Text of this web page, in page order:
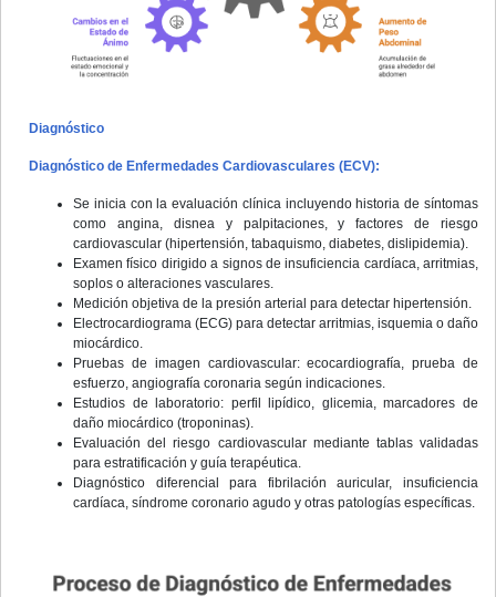
Diagnóstico
Diagnóstico de Enfermedades Cardiovasculares (ECV):
Se inicia con la evaluación clínica incluyendo historia de síntomas
como angina, disnea y palpitaciones, y factores de riesgo
cardiovascular (hipertensión, tabaquismo, diabetes, dislipidemia).
Examen físico dirigido a signos de insuficiencia cardíaca, arritmias,
soplos o alteraciones vasculares.
Medición objetiva de la presión arterial para detectar hipertensión.
Electrocardiograma (ECG) para detectar arritmias, isquemia o daño
miocárdico.
Pruebas de imagen cardiovascular: ecocardiografía, prueba de
esfuerzo, angiografía coronaria según indicaciones.
Estudios de laboratorio: perfil lipídico, glicemia, marcadores de
daño miocárdico (troponinas).
Evaluación del riesgo cardiovascular mediante tablas validadas
para estratificación y guía terapéutica.
Diagnóstico diferencial para fibrilación auricular, insuficiencia
cardíaca, síndrome coronario agudo y otras patologías específicas.